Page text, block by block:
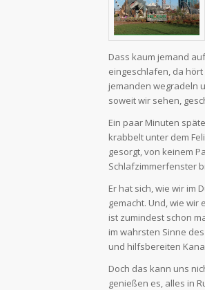
Dass kaum jemand
eingeschlafen, da hört
jemanden wegradeln
soweit wir sehen,
Ein paar Minuten
krabbelt unter dem
gesorgt, von keinem
Schlafzimmerfenster
Er hat sich, wie wir im
gemacht. Und, wie
ist zumindest schon
im wahrsten Sinne
und hilfsbereiten
Doch das kann uns
genießen es, alles in